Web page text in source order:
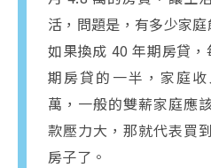
活，問題是，有多少家
如果換成 40 年期房貸
期房貸的一半，家庭
萬，一般的雙薪家庭應
款壓力大，那就代表買
房子了。